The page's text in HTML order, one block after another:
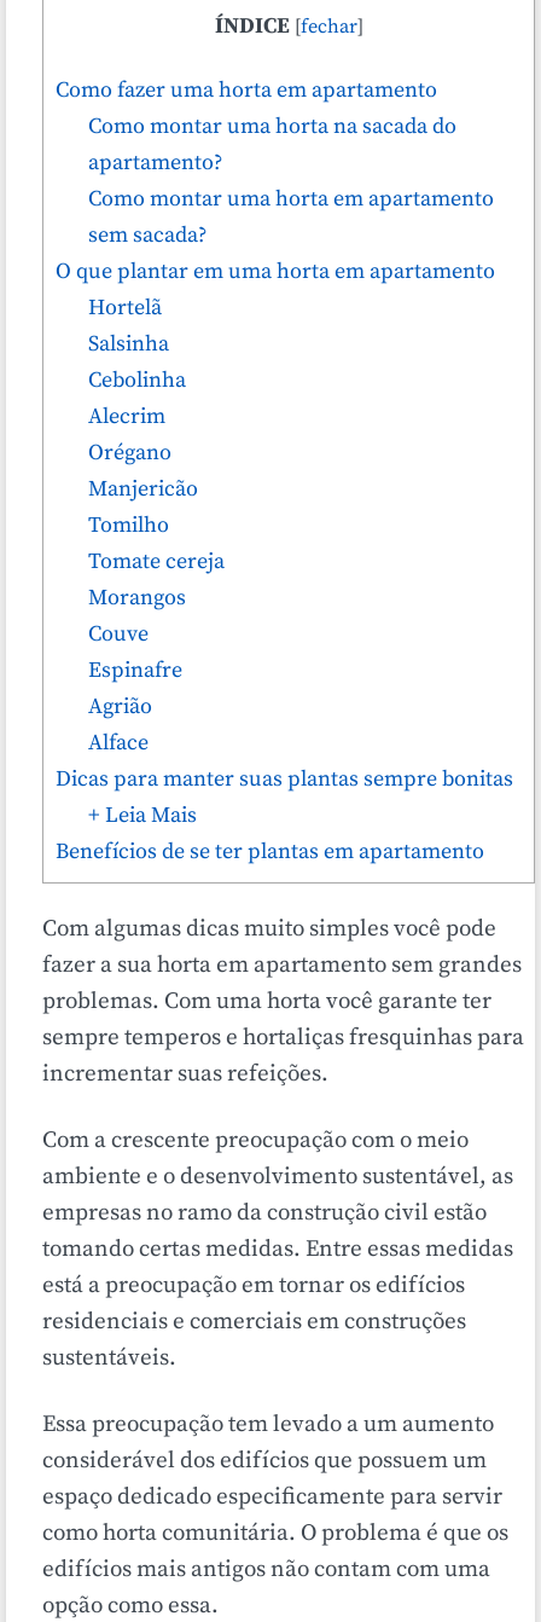
ÍNDICE [fechar]
Como fazer uma horta em apartamento
Como montar uma horta na sacada do
apartamento?
Como montar uma horta em apartamento
sem sacada?
O que plantar em uma horta em apartamento
Hortelã
Salsinha
Cebolinha
Alecrim
Orégano
Manjericão
Tomilho
Tomate cereja
Morangos
Couve
Espinafre
Agrião
Alface
Dicas para manter suas plantas sempre bonitas
+ Leia Mais
Benefícios de se ter plantas em apartamento
Com algumas dicas muito simples você pode
fazer a sua horta em apartamento sem grandes
problemas. Com uma horta você garante ter
sempre temperos e hortaliças fresquinhas para
incrementar suas refeições.
Com a crescente preocupação com o meio
ambiente e o desenvolvimento sustentável, as
empresas no ramo da construção civil estão
tomando certas medidas. Entre essas medidas
está a preocupação em tornar os edifícios
residenciais e comerciais em construções
sustentáveis.
Essa preocupação tem levado a um aumento
considerável dos edifícios que possuem um
espaço dedicado especificamente para servir
como horta comunitária. O problema é que os
edifícios mais antigos não contam com uma
opção como essa.